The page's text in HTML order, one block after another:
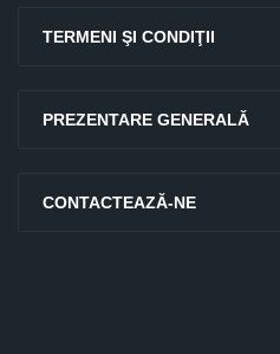
TERMENI ŞI CONDIŢII
PREZENTARE GENERALĂ
CONTACTEAZĂ-NE